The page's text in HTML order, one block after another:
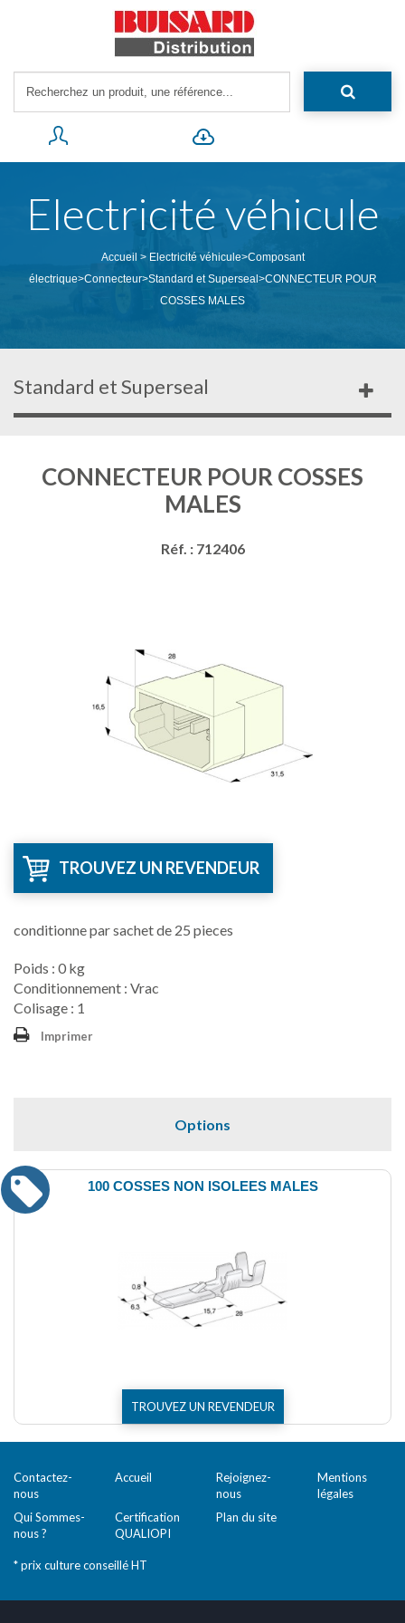
Electricité véhicule
Accueil > Electricité véhicule>Composant
électrique>Connecteur>Standard et Superseal >CONNECTEUR POUR
COSSES MALES
Standard et Superseal
CONNECTEUR POUR COSSES
MALES
Réf. : 712406
TROUVEZ UN REVENDEUR
conditionne par sachet de 25 pieces
Poids : 0 kg
Conditionnement : Vrac
Colisage : 1
Imprimer
Options
100 COSSES NON ISOLEES MALES
TROUVEZ UN REVENDEUR
Contactez-
nous
Accueil
Rejoignez-
nous
Mentions
légales
Qui Sommes-
nous ?
Certification
QUALIOPI
Plan du site
* prix culture conseillé HT